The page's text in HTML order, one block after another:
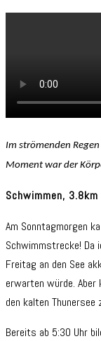
Im strömenden
Moment war der
Schwimmen, 3.8km
Am Sonntagmorgen
Schwimmstrecke! Da
Freitag an den See
erwarten würde.
den kalten Thunersee
Bereits ab 5:30 Uhr